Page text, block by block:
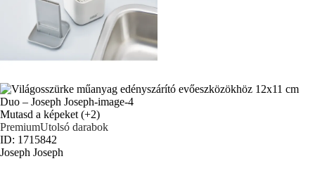
Mutasd a képeket (+2)
PremiumUtolsó darabok
ID: 1715842
Joseph Joseph